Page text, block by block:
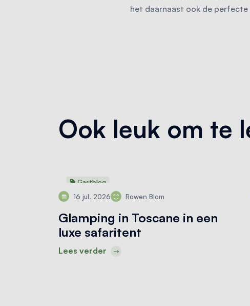
het daarnaast ook de perfecte
Ook leuk om te
Gastblog
16 jul. 2026 Rowen Blom
Glamping in Toscane in een
luxe safaritent
Lees verder